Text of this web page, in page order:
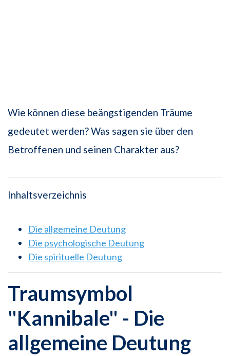
Wie können diese beängstigenden Träume
gedeutet werden? Was sagen sie über den
Betroffenen und seinen Charakter aus?
Inhaltsverzeichnis
Die allgemeine Deutung
Die psychologische Deutung
Die spirituelle Deutung
Traumsymbol
"Kannibale" - Die
allgemeine Deutung